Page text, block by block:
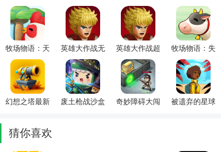
新手机版
最新版本
家自制菜单
2026最新版本
助菜单(方块
消除游戏)
牧场物语：天
空树村2026最
新版本
英雄大作战无
敌神罚版最新
手机版
英雄大作战超
级疯狂版2026
官方最新版本
牧场物语：失
落的山谷(牧
场经营游戏)
幻想之塔最新
废土枪战沙盒
奇妙障碍大闯
被遗弃的星球
猜你喜欢